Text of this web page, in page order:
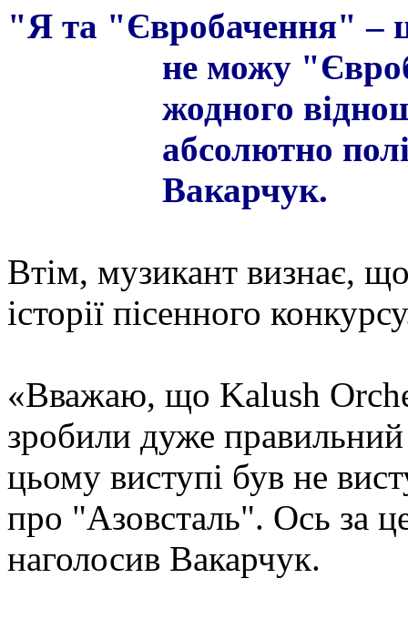
"Я та "Євробачення" –
не можу
жодного
абсолютно
Вакарчук.
Втім, музикант визнає,
історії пісенного
«Вважаю, що Kalush
зробили дуже
цьому виступі був не
про "Азовсталь". Ось за
наголосив Вакарчук.